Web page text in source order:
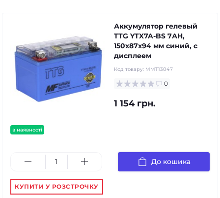
в наявності
Аккумулятор гелевый
TTG YTX7A-BS 7АH,
150х87х94 мм синий, с
дисплеем
Код товару: MMT13047
0
1 154 грн.
До кошика
КУПИТИ У РОЗСТРОЧКУ